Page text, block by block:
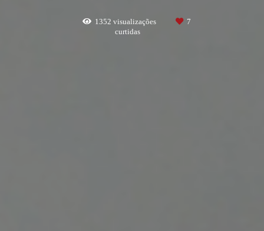
1352 visualizações
7
curtidas